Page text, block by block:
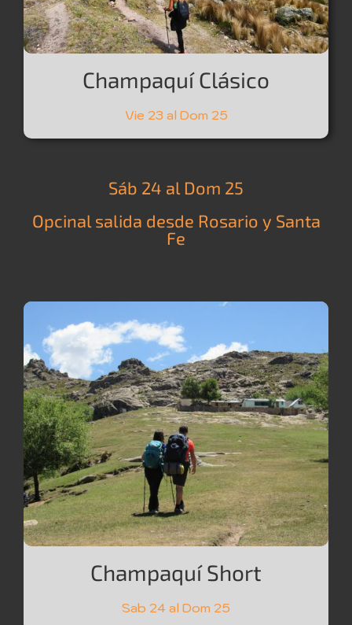
Champaquí Clásico
Vie 23 al Dom 25
Sáb 24 al Dom 25
Opcinal salida desde Rosario y Santa
Fe
Champaquí Short
Sab 24 al Dom 25